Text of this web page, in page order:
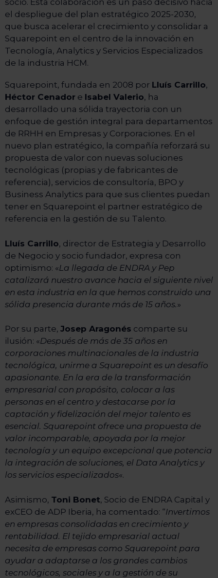
socio. Esta colaboración es un paso decisivo hacia
el despliegue del plan estratégico 2025-2030,
que busca acelerar el crecimiento y consolidar a
Squarepoint en el centro de la innovación en
Tecnología, Analytics y Servicios Especializados
de la industria HCM.
Squarepoint, fundada en 2008 por Lluís Carrillo,
Héctor Cenador e Isabel Valerio, ha
desarrollado una sólida trayectoria con un
enfoque de gestión integral para departamentos
de RRHH en Empresas y Corporaciones. En el
nuevo plan estratégico, la compañía reforzará su
propuesta de valor con nuevas soluciones
tecnológicas (propias y de fabricantes de
referencia), servicios de consultoría, BPO y
Business Analytics para que sus clientes puedan
tener en Squarepoint el partner estratégico de
referencia en la gestión de su Talento.
Lluís Carrillo, director de Estrategia y Desarrollo
de Negocio y socio fundador, expresa con
optimismo: «La llegada de ENDRA y Pep
catalizará nuestro avance hacia el siguiente nivel
en esta industria en la que hemos construido una
sólida presencia durante más de 15 años.»
Por su parte, Josep Aragonés comparte su
ilusión: «Después de más de 35 años en
corporaciones multinacionales de la industria
tecnológica, unirme a Squarepoint es un desafío
apasionante. En la era de la transformación
empresarial con propósito, colocar a las
personas en el centro y destacarse por la
captación y fidelización del mejor talento es
esencial. Squarepoint ofrece una propuesta de
valor incomparable, apoyada por la mejor
tecnología y un equipo excepcional que potencia
la integración de soluciones, el Data Analytics y
los servicios especializados«.
Asimismo, Toni Bonet, Socio de ENDRA Capital y
exCEO de ADP Iberia, ha comentado: “Invertimos
en empresas consolidadas en crecimiento y
rentabilidad. El tejido empresarial actual
necesita de empresas como Squarepoint para
ayudar a adaptarse a los grandes cambios
tecnológicos, sociales y a la gestión de su